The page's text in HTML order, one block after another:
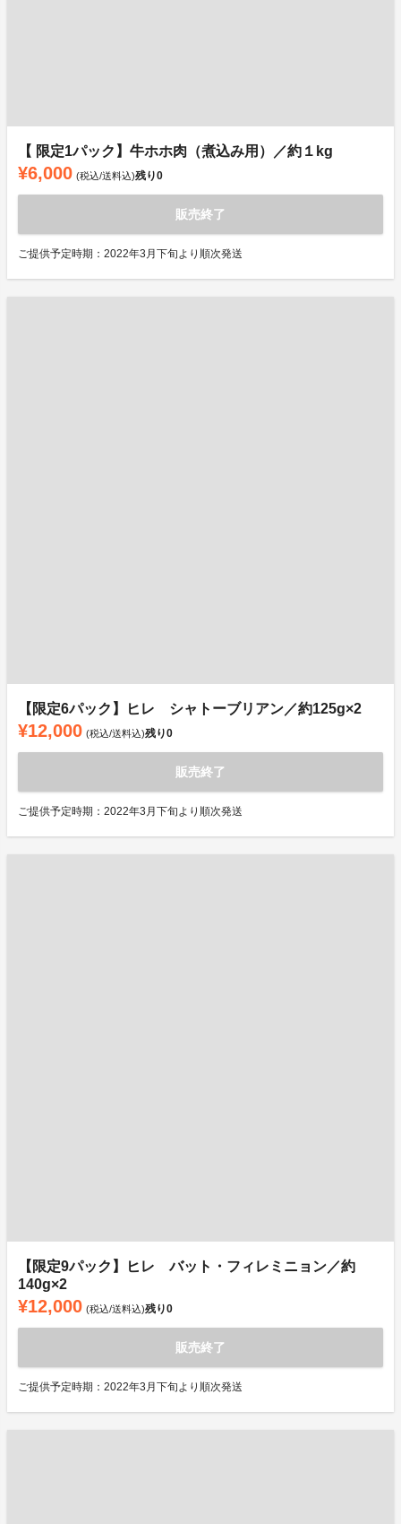
【 限定1パック】牛ホホ肉（煮込み用）／約１kg
¥6,000 (税込/送料込)残り0
販売終了
ご提供予定時期：2022年3月下旬より順次発送
【限定6パック】ヒレ シャトーブリアン／約125g×2
¥12,000 (税込/送料込)残り0
販売終了
ご提供予定時期：2022年3月下旬より順次発送
【限定9パック】ヒレ バット・フィレミニョン／約
140g×2
¥12,000 (税込/送料込)残り0
販売終了
ご提供予定時期：2022年3月下旬より順次発送